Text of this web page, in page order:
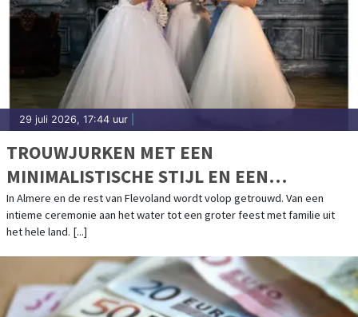
29 juli 2026, 17:44 uur
TROUWJURKEN MET EEN
MINIMALISTISCHE STIJL EN EEN
VRIENDELIJK BUDGET
In Almere en de rest van Flevoland wordt volop getrouwd. Van een
intieme ceremonie aan het water tot een groter feest met familie uit
het hele land. [...]